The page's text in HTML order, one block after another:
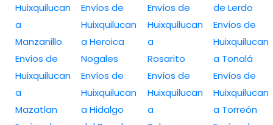
Huixquilucan
a
Manzanillo
Envíos de
Huixquilucan
a
Mazatlan
Envíos de
Huixquilucan
a Heroica
Nogales
Envíos de
Huixquilucan
a Hidalgo
Envíos de
Huixquilucan
a
Rosarito
Envíos de
Huixquilucan
a
de Lerdo
Envíos de
Huixquilucan
a Tonalá
Envíos de
Huixquilucan
a Torreón